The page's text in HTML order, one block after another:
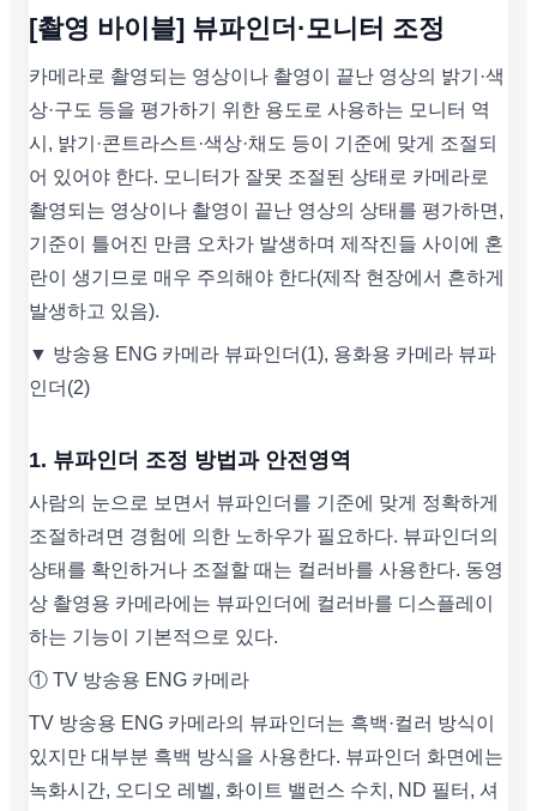
[촬영 바이블] 뷰파인더·모니터 조정
카메라로 촬영되는 영상이나 촬영이 끝난 영상의 밝기·색
상·구도 등을 평가하기 위한 용도로 사용하는 모니터 역
시, 밝기·콘트라스트·색상·채도 등이 기준에 맞게 조절되
어 있어야 한다. 모니터가 잘못 조절된 상태로 카메라로
촬영되는 영상이나 촬영이 끝난 영상의 상태를 평가하면,
기준이 틀어진 만큼 오차가 발생하며 제작진들 사이에 혼
란이 생기므로 매우 주의해야 한다(제작 현장에서 흔하게
발생하고 있음).
▼ 방송용 ENG 카메라 뷰파인더(1), 용화용 카메라 뷰파
인더(2)
1. 뷰파인더 조정 방법과 안전영역
사람의 눈으로 보면서 뷰파인더를 기준에 맞게 정확하게
조절하려면 경험에 의한 노하우가 필요하다. 뷰파인더의
상태를 확인하거나 조절할 때는 컬러바를 사용한다. 동영
상 촬영용 카메라에는 뷰파인더에 컬러바를 디스플레이
하는 기능이 기본적으로 있다.
① TV 방송용 ENG 카메라
TV 방송용 ENG 카메라의 뷰파인더는 흑백·컬러 방식이
있지만 대부분 흑백 방식을 사용한다. 뷰파인더 화면에는
녹화시간, 오디오 레벨, 화이트 밸런스 수치, ND 필터, 셔